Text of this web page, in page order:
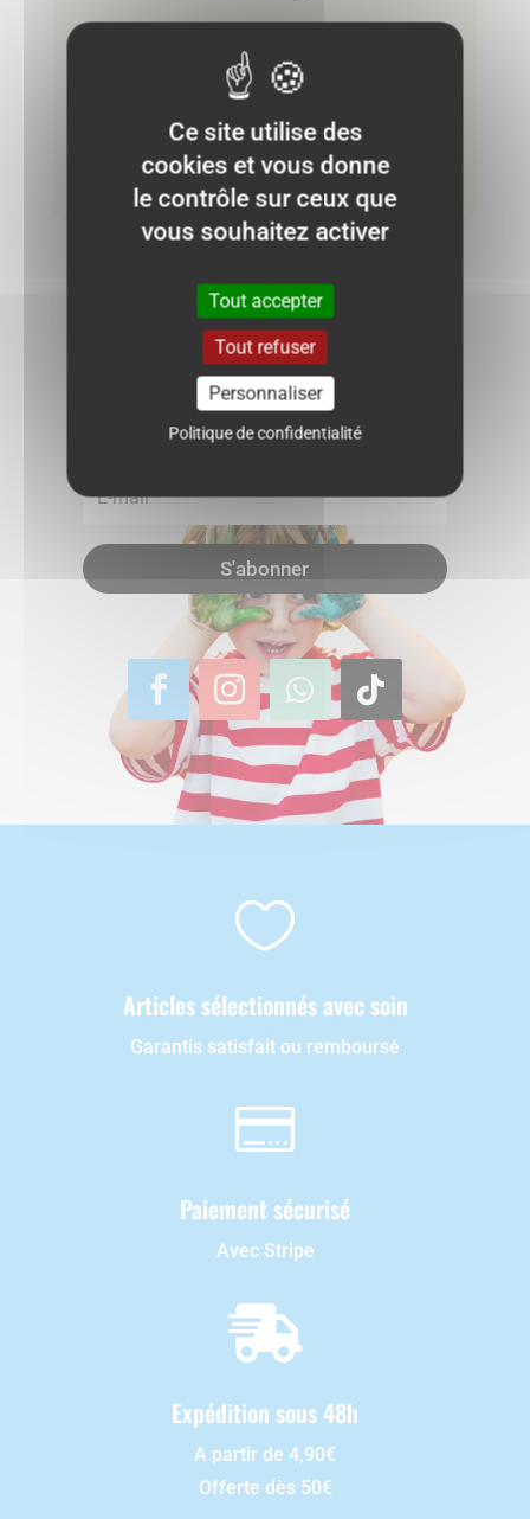
5.00
Ajouter au panier
NE RATEZ PLUS AUCUNE BONNE
AFFAIRE !
S'abonner

Articles sélectionnés avec soin
Garantis satisfait ou remboursé

Paiement sécurisé
Avec Stripe

Expédition sous 48h
A partir de 4,90€
Offerte dès 50€
Ce site utilise des
cookies et vous donne
le contrôle sur ceux que
vous souhaitez activer
Tout accepter
Tout refuser
Personnaliser
Politique de confidentialité